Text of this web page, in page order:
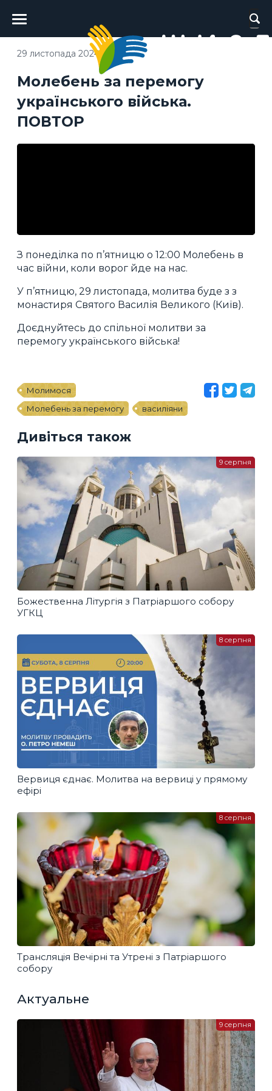
Головне
меню
Молебень за перемогу
українського війська.
ПОВТОР
29 листопада 2024
З понеділка по п’ятницю о 12:00 Молебень в
час війни, коли ворог йде на нас.
У п’ятницю, 29 листопада, молитва буде з з
монастиря Святого Василія Великого (Київ).
Доєднуйтесь до спільної молитви за
перемогу українського війська!
Молимося
Молебень за перемогу
василіяни
Дивіться також
Божественна Літургія з Патріаршого собору
УГКЦ
9 серпня
Вервиця єднає. Молитва на вервиці у прямому
ефірі
8 серпня
Трансляція Вечірні та Утрені з Патріаршого
собору
8 серпня
Актуальне
9 серпня